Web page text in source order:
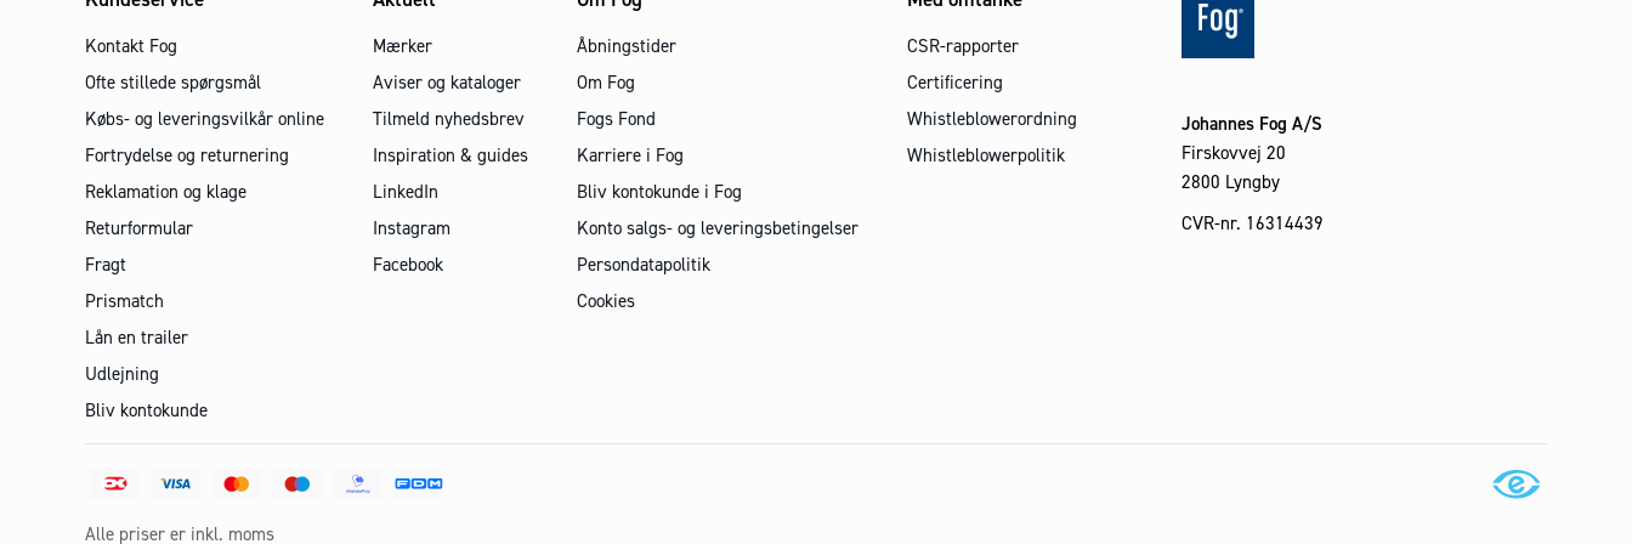
Kontakt Fog
Ofte stillede spørgsmål
Købs- og leveringsvilkår online
Fortrydelse og returnering
Reklamation og klage
Returformular
Fragt
Prismatch
Lån en trailer
Udlejning
Bliv kontokunde
Mærker
Aviser og kataloger
Tilmeld nyhedsbrev
Inspiration & guides
LinkedIn
Instagram
Facebook
Åbningstider
Om Fog
Fogs Fond
Karriere i Fog
Bliv kontokunde i Fog
Konto salgs- og leveringsbetingelser
Persondatapolitik
Cookies
CSR-rapporter
Certificering
Whistleblowerordning
Whistleblowerpolitik
Johannes Fog A/S
Firskovvej 20
2800 Lyngby
CVR-nr. 16314439
Alle priser er inkl. moms